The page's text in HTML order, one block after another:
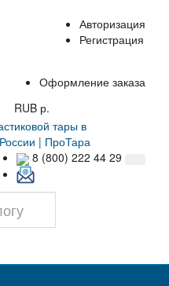
Авторизация
Регистрация
Оформление заказа
RUB р.
8 (800) 222 44 29